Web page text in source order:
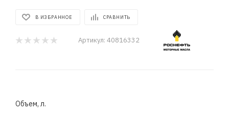
В ИЗБРАННОЕ СРАВНИТЬ
Артикул: 40816332
Объем, л.